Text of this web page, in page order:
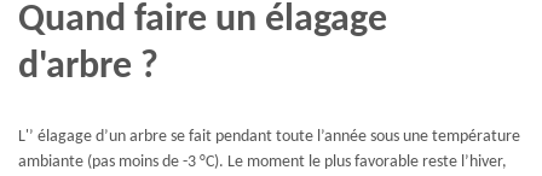
Quand faire un élagage
d'arbre ?
L'’ élagage d’un arbre se fait pendant toute l’année sous une température
ambiante (pas moins de -3 °C). Le moment le plus favorable reste l’hiver,